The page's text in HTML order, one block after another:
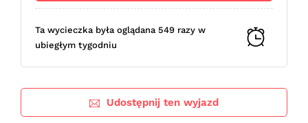
Ta wycieczka była oglądana 549 razy w
ubiegłym tygodniu
Udostępnij ten wyjazd